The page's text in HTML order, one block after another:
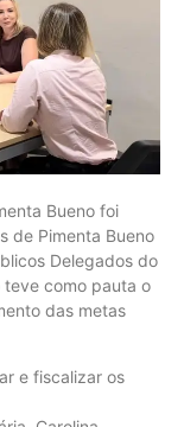
Bueno foi
de Pimenta Bueno
Delegados do
teve como pauta o
das metas
e fiscalizar os